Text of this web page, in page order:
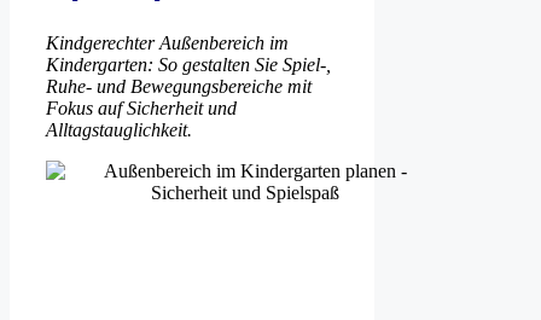
Kindgerechter Außenbereich im
Kindergarten: So gestalten Sie Spiel-,
Ruhe- und Bewegungsbereiche mit
Fokus auf Sicherheit und
Alltagstauglichkeit.